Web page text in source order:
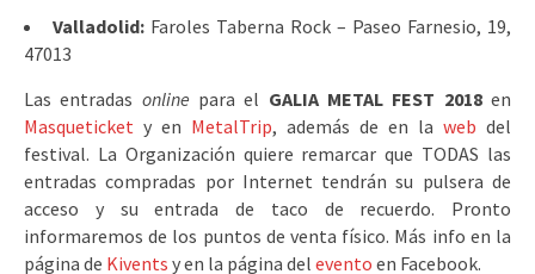
Valladolid: Faroles Taberna Rock – Paseo Farnesio, 19,
47013
Las entradas online para el GALIA METAL FEST 2018en
Masqueticket y en MetalTrip, además de en la web del
festival. La Organización quiere remarcar que TODAS las
entradas compradas por Internet tendrán su pulsera de
acceso y su entrada de taco de recuerdo. Pronto
informaremos de los puntos de venta físico. Más info en la
página de Kivents y en la página del evento en Facebook.